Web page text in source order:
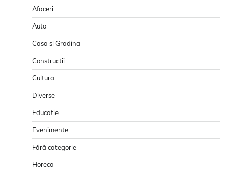
Afaceri
Auto
Casa si Gradina
Constructii
Cultura
Diverse
Educatie
Evenimente
Fără categorie
Horeca